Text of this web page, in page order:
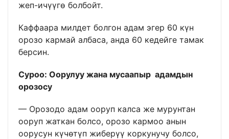
жеп-ичүүгө болбойт.
Каффаара милдет болгон адам эгер 60 күн
орозо кармай албаса, анда 60 кедейге тамак
берсин.
Суроо: Оорулуу жана мусаапыр адамдын
орозосу
— Орозодо адам ооруп калса же мурунтан
ооруп жаткан болсо, орозо кармоо анын
оорусун күчөтүп жиберүү коркунучу болсо,